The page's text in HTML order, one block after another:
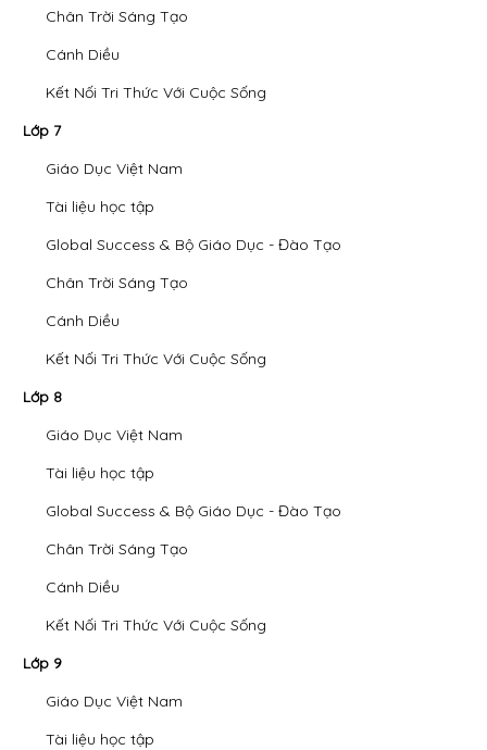
Chân Trời Sáng Tạo
Cánh Diều
Kết Nối Tri Thức Với Cuộc Sống
Lớp 7
Giáo Dục Việt Nam
Tài liệu học tập
Global Success & Bộ Giáo Dục - Đào Tạo
Chân Trời Sáng Tạo
Cánh Diều
Kết Nối Tri Thức Với Cuộc Sống
Lớp 8
Giáo Dục Việt Nam
Tài liệu học tập
Global Success & Bộ Giáo Dục - Đào Tạo
Chân Trời Sáng Tạo
Cánh Diều
Kết Nối Tri Thức Với Cuộc Sống
Lớp 9
Giáo Dục Việt Nam
Tài liệu học tập